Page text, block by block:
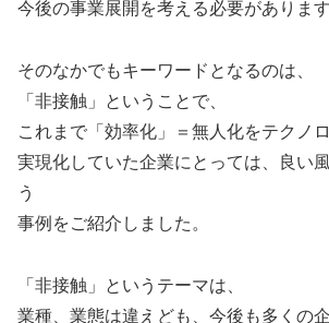
今後の事業展開を考える必要があります
そのなかでもキーワードとなるのは、
「非接触」ということで、
これまで「効率化」＝無人化をテクノ
実現化していた企業にとっては、良い
う
事例をご紹介しました。
「非接触」というテーマは、
業種、業態は違えども、今後も多くの